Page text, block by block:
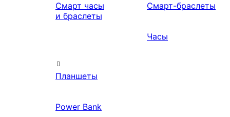
Смарт часы
и браслеты
Смарт-браслеты
Часы
Планшеты
Power Bank